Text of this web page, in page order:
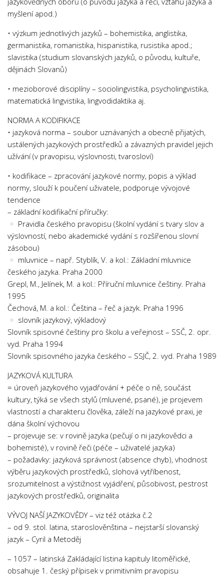
myšlení apod.)
• výzkum jednotlivých jazyků – bohemistika, anglistika,
germanistika, romanistika, hispanistika, rusistika apod.;
slavistika (studium slovanských jazyků, o původu, kultuře,
dějinách Slovanů)
• mezioborové disciplíny – sociolingvistika, psycholingvistika,
matematická lingvistika, lingvodidaktika aj.
NORMA A KODIFIKACE
• jazyková norma – soubor uznávaných a obecně přijatých,
ustálených jazykových prostředků a závazných pravidel jejich
užívání (v pravopisu, výslovnosti, tvarosloví)
• kodifikace – zpracování jazykové normy, popis a výklad
normy, slouží k poučení uživatele, podporuje vývojové
tendence
– základní kodifikační příručky:
Pravidla českého pravopisu (školní vydání s tvary slov a
výslovností, nebo akademické vydání s rozšířenou slovní
zásobou)
mluvnice – např. Styblík, V. a kol.: Základní mluvnice
českého jazyka. Praha 2000
Grepl, M., Jelínek, M. a kol.: Příruční mluvnice češtiny. Praha
1995
Čechová, M. a kol.: Čeština – řeč a jazyk. Praha 1996
slovník jazykový, výkladový
Slovník spisovné češtiny pro školu a veřejnost – SSČ, 2. opr.
vyd. Praha 1994
Slovník spisovného jazyka českého – SSJČ, 2. vyd. Praha 1989
JAZYKOVÁ KULTURA
= úroveň jazykového vyjadřování + péče o ně, součást
kultury, týká se všech stylů (mluvené, psané), je projevem
vlastností a charakteru člověka, záleží na jazykové praxi, je
dána školní výchovou
– projevuje se: v rovině jazyka (pečují o ni jazykovědci a
bohemisté), v rovině řeči (péče – uživatelé jazyka)
– požadavky: jazyková správnost (absence chyb), vhodnost
výběru jazykových prostředků, slohová vytříbenost,
srozumitelnost a výstižnost vyjádření, působivost, pestrost
jazykových prostředků, originalita
VÝVOJ NAŠÍ JAZYKOVĚDY – viz též otázka č.2
– od 9. stol. latina, staroslověnština – nejstarší slovanský
jazyk – Cyril a Metoděj
– 1057 – latinská Zakládající listina kapituly litoměřické,
obsahuje 1. český přípisek v primitivním pravopisu